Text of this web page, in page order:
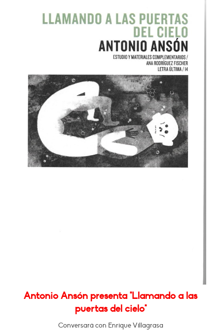
Antonio Ansón presenta "Llamando a las
puertas del cielo"
Conversará con Enrique Villagrasa